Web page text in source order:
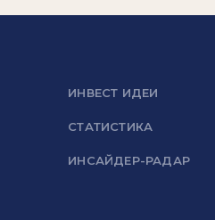
ИНВЕСТ ИДЕИ
СТАТИСТИКА
ИНСАЙДЕР-РАДАР